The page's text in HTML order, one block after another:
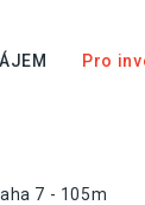
Pro
7 - 105m